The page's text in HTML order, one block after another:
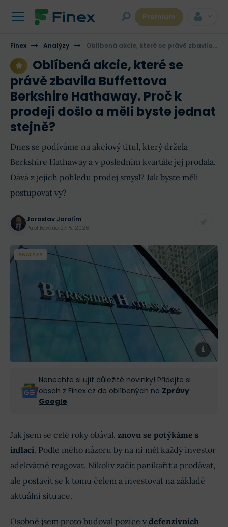
Premium
Finex Analýzy Oblíbená akcie, které se právě zbavila Buffettova Berkshire Hathaway. Proč k prodeji došlo a měli byste jednat stejně?
Oblíbená akcie, které se
právě zbavila Buffettova
Berkshire Hathaway. Proč k
prodeji došlo a měli byste jednat
stejně?
Dnes se podíváme na akciový titul, který držela
Berkshire Hathaway a v posledním kvartále jej prodala.
Dává z jejich pohledu prodej smysl? Jak byste měli
postupovat vy?
Jaroslav Jarolím
Publikováno 27. 5. 2026
ANALÝZA
Nenechte si ujít důležité novinky! Přidejte si
obsah z Finex.cz do oblíbených na Zprávy
Google.
Jak jsem se celé roky obával, znovu se potýkáme s
inflací. Podle mého názoru by na ni měl každý investor
adekvátně reagovat. Nikoliv začít panikařit a prodávat,
ale postavit se k tomu čelem a investovat na základě
aktuální situace.
Osobně jsem proto budoval pozice v defenzivních